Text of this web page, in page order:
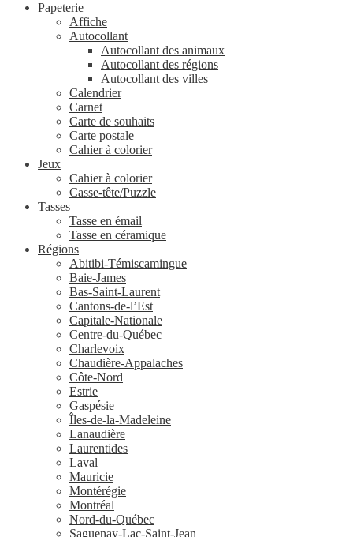
Papeterie
Affiche
Autocollant
Autocollant des animaux
Autocollant des régions
Autocollant des villes
Calendrier
Carnet
Carte de souhaits
Carte postale
Cahier à colorier
Jeux
Cahier à colorier
Casse-tête/Puzzle
Tasses
Tasse en émail
Tasse en céramique
Régions
Abitibi-Témiscamingue
Baie-James
Bas-Saint-Laurent
Cantons-de-l’Est
Capitale-Nationale
Centre-du-Québec
Charlevoix
Chaudière-Appalaches
Côte-Nord
Estrie
Gaspésie
Îles-de-la-Madeleine
Lanaudière
Laurentides
Laval
Mauricie
Montérégie
Montréal
Nord-du-Québec
Saguenay-Lac-Saint-Jean